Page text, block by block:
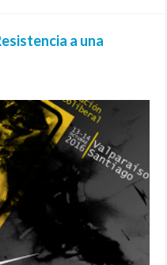
a una